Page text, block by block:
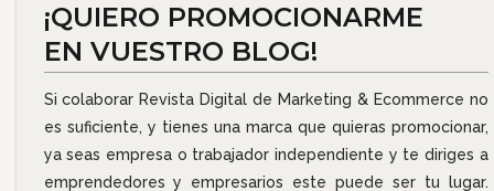
¡QUIERO PROMOCIONARME
EN VUESTRO BLOG!
Si colaborar Revista Digital de Marketing & Ecommerce no
es suficiente, y tienes una marca que quieras promocionar,
ya seas empresa o trabajador independiente y te diriges a
emprendedores y empresarios este puede ser tu lugar.